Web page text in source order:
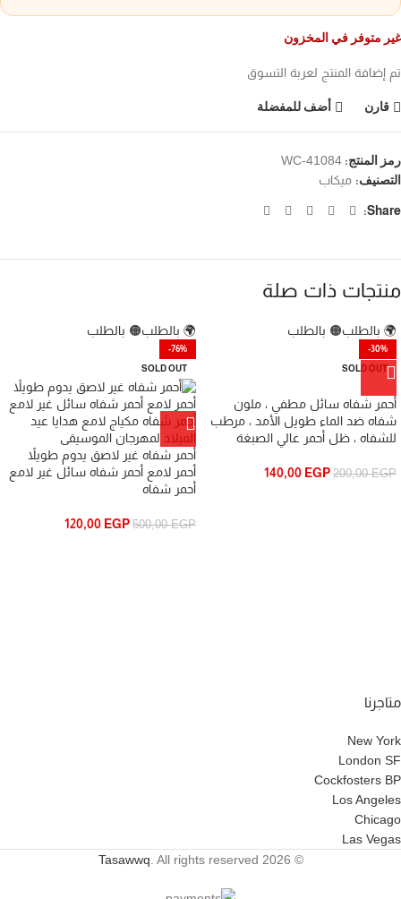
غير متوفر في المخزون
تم إضافة المنتج لعربة التسوق
قارن أضف للمفضلة
رمز المنتج: WC-41084
التصنيف: ميكاب
Share:
منتجات ذات صلة
🌍 بالطلب🟠 بالطلب
-30%
SOLD OUT
أحمر شفاه سائل مطفي ، ملون
شفاه ضد الماء طويل الأمد ، مرطب
للشفاه ، ظل أحمر عالي الصبغة
200,00EGP
140,00 EGP
🌍 بالطلب🟠 بالطلب
-76%
SOLD OUT
أحمر شفاه غير لاصق يدوم طويلاً
أحمر لامع أحمر شفاه سائل غير لامع
أحمر شفاه
500,00EGP
120,00 EGP
متاجرنا
New York
London SF
Cockfosters BP
Los Angeles
Chicago
Las Vegas
© 2026
Tasawwq . All rights reserved